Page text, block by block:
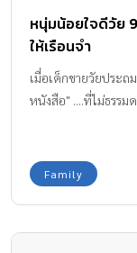
หนุ่มน้อยใจดีวัย
ให้เรือนจำ
เมื่อเด็กชายวัยประ
หนังสือ" ....ที่ไม่ธรรม
Family